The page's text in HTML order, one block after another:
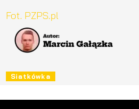
Fot. PZPS.pl
Siatkówka